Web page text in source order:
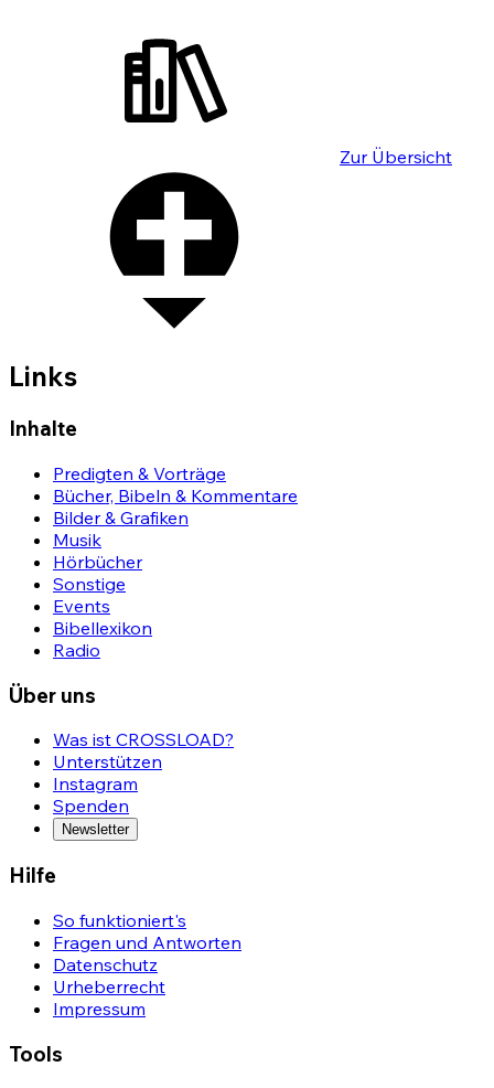
Zur Übersicht
Links
Inhalte
Predigten & Vorträge
Bücher, Bibeln & Kommentare
Bilder & Grafiken
Musik
Hörbücher
Sonstige
Events
Bibellexikon
Radio
Über uns
Was ist CROSSLOAD?
Unterstützen
Instagram
Spenden
Newsletter
Hilfe
So funktioniert's
Fragen und Antworten
Datenschutz
Urheberrecht
Impressum
Tools